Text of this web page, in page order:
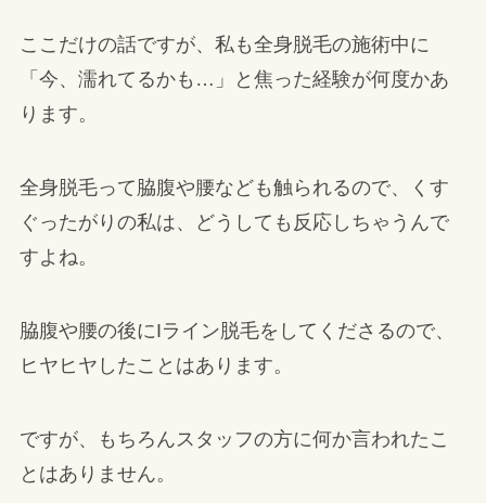
ここだけの話ですが、私も全身脱毛の施術中に
「今、濡れてるかも…」と焦った経験が何度かあ
ります。
全身脱毛って脇腹や腰なども触られるので、くす
ぐったがりの私は、どうしても反応しちゃうんで
すよね。
脇腹や腰の後にIライン脱毛をしてくださるので、
ヒヤヒヤしたことはあります。
ですが、もちろんスタッフの方に何か言われたこ
とはありません。